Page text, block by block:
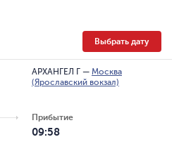
Выбрать дату
АРХАНГЕЛ Г — Москва
(Ярославский вокзал)
Прибытие
09:58